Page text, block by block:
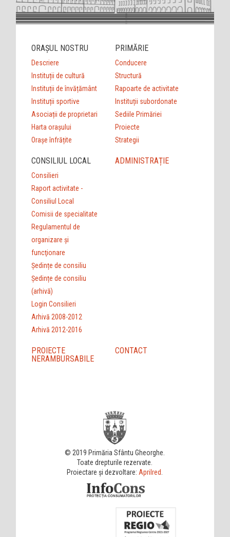
ORAȘUL NOSTRU
Descriere
Instituții de cultură
Instituții de învățământ
Instituții sportive
Asociații de proprietari
Harta orașului
Orașe înfrățite
PRIMĂRIE
Conducere
Structură
Rapoarte de activitate
Instituții subordonate
Sediile Primăriei
Proiecte
Strategii
CONSILIUL LOCAL
Consilieri
Raport activitate -
Consiliul Local
Comisii de specialitate
Regulamentul de
organizare şi
funcţionare
Ședințe de consiliu
Ședințe de consiliu
(arhivă)
Login Consilieri
Arhivă 2008-2012
Arhivă 2012-2016
ADMINISTRAȚIE
PROIECTE
NERAMBURSABILE
CONTACT
© 2019 Primăria Sfântu Gheorghe.
Toate drepturile rezervate.
Proiectare și dezvoltare: Aprilred